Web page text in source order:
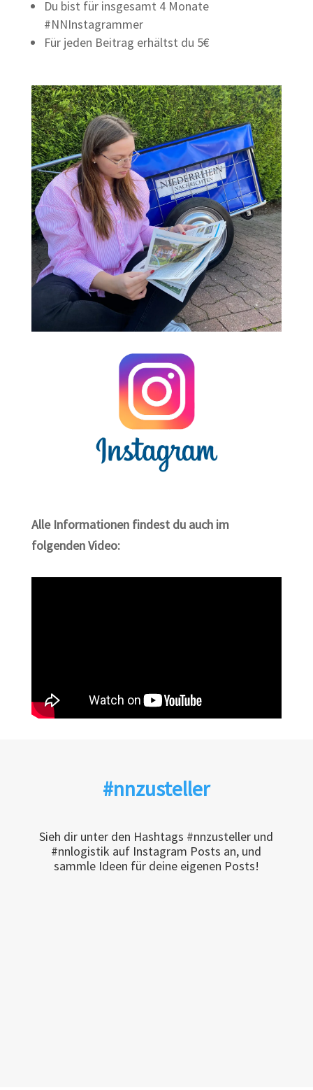
Du bist für insgesamt 4 Monate
#NNInstagrammer
Für jeden Beitrag erhältst du 5€
Alle Informationen findest du auch im
folgenden Video:
#nnzusteller
Sieh dir unter den Hashtags #nnzusteller und
#nnlogistik auf Instagram Posts an, und
sammle Ideen für deine eigenen Posts!